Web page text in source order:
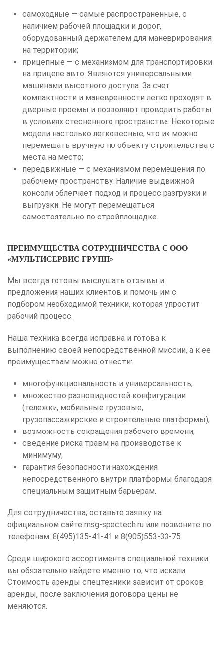
самоходные — самые распространенные, с
наличием рабочей площадки и дорог,
оборудованный держателем для маневрирования
на территории;
прицепные — с механизмом для транспортировки
на прицепе авто. Являются универсальными
машинами высотного доступа. За счет
компактности и маневренности легко проходят в
дверные проемы и позволяют проводить работы
в условиях стесненного пространства. Некоторые
модели настолько легковесные, что их можно
перемещать вручную по объекту строительства с
места на место;
передвижные — с механизмом перемещения по
рабочему пространству. Наличие выдвижной
консоли облегчает подход и процесс разгрузки и
выгрузки. Не могут перемещаться
самостоятельно по стройплощадке.
ПРЕИМУЩЕСТВА СОТРУДНИЧЕСТВА С ООО
«МУЛЬТИСЕРВИС ГРУПП»
Мы всегда готовы выслушать отзывы и
предложения наших клиентов и помочь им с
подбором необходимой техники, которая упростит
рабочий процесс.
Наша техника всегда исправна и готова к
выполнению своей непосредственной миссии, а к ее
преимуществам можно отнести:
многофункциональность и универсальность;
множество разновидностей конфигурации
(тележки, мобильные грузовые,
грузопассажирские и строительные платформы);
возможность сокращения рабочего времени;
сведение риска травм на производстве к
минимуму;
гарантия безопасности нахождения
непосредственного внутри платформы благодаря
специальным защитным барьерам.
Для сотрудничества, оставьте заявку на
официальном сайте msg-spectech.ru или позвоните по
телефонам: 8(495)135-41-41 и 8(905)553-33-75.
Среди широкого ассортимента специальной техники
вы обязательно найдете именно то, что искали.
Стоимость аренды спецтехники зависит от сроков
аренды, после заключения договора цены не
меняются.